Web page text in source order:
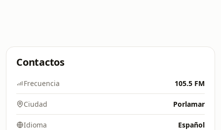
Contactos
Frecuencia 105.5 FM
Ciudad Porlamar
Idioma Español